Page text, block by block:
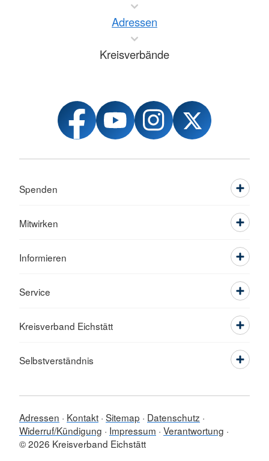
Adressen
Kreisverbände
Spenden
Mitwirken
Informieren
Service
Kreisverband Eichstätt
Selbstverständnis
Adressen Kontakt Sitemap
Datenschutz
Widerruf/Kündigung
Impressum Verantwortung
© 2026 Kreisverband Eichstätt